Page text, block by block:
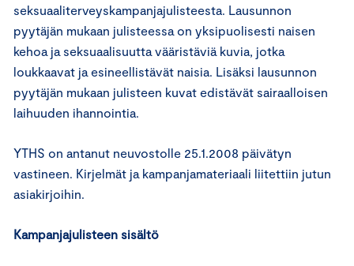
seksuaaliterveyskampanjajulisteesta. Lausunnon
pyytäjän mukaan julisteessa on yksipuolisesti naisen
kehoa ja seksuaalisuutta vääristäviä kuvia, jotka
loukkaavat ja esineellistävät naisia. Lisäksi lausunnon
pyytäjän mukaan julisteen kuvat edistävät sairaalloisen
laihuuden ihannointia.
YTHS on antanut neuvostolle 25.1.2008 päivätyn
vastineen. Kirjelmät ja kampanjamateriaali liitettiin jutun
asiakirjoihin.
Kampanjajulisteen sisältö